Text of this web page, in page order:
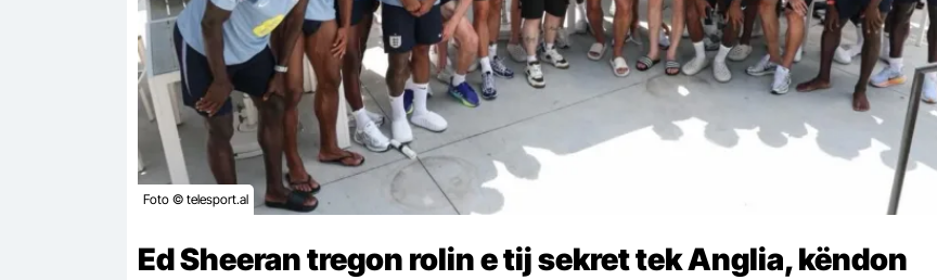
Foto © telesport.al
Ed Sheeran tregon rolin e tij sekret tek Anglia, këndon